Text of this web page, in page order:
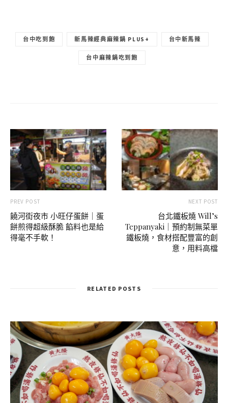
台中吃到飽 新馬辣經典麻辣鍋 PLUS+ 台中新馬辣
台中麻辣鍋吃到飽
PREV POST
饒河街夜市 小旺仔蛋餅｜蛋
餅煎得超級酥脆 餡料也是給
得毫不手軟！
NEXT POST
台北鐵板燒 Will’s
Teppanyaki｜預約制無菜單
鐵板燒，食材搭配豐富的創
意，用料高檔
RELATED POSTS